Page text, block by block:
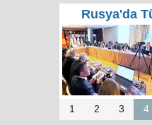
Rusya'da
1 2 3 4